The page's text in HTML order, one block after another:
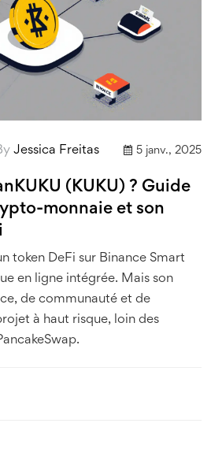
Jessica Freitas 5 janv., 2025
(KUKU) ? Guide
monnaie et son
token DeFi sur Binance Smart
en ligne intégrée. Mais son
de communauté et de
à haut risque, loin des